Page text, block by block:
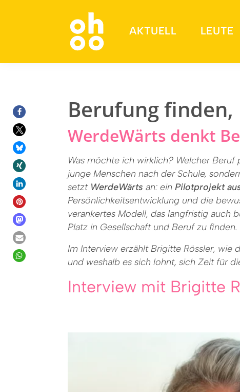
AKTUELL LEUTE
Berufung
WerdeWärts denkt
Was möchte ich wirklich? Welcher
junge Menschen nach der Schule,
setzt WerdeWärts an: ein Pilotprojekt
Persönlichkeitsentwicklung und die
verankertes Modell, das langfristig auch
Platz in Gesellschaft und Beruf zu finden.
Im Interview erzählt Brigitte Rössler, wie
und weshalb es sich lohnt, sich Zeit für
Interview mit Brigitte